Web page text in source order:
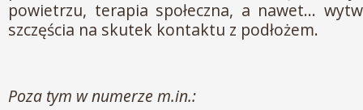
powietrzu, terapia społeczna, a nawet…
szczęścia na skutek kontaktu z podłożem.
Poza tym w numerze m.in.: